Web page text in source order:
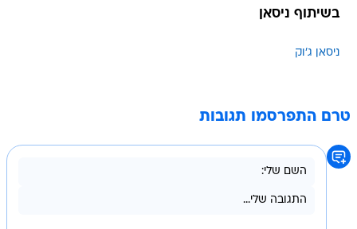
בשיתוף ניסאן
ניסאן ג'וק
טרם התפרסמו תגובות